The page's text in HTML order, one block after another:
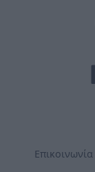
Επικοινωνία